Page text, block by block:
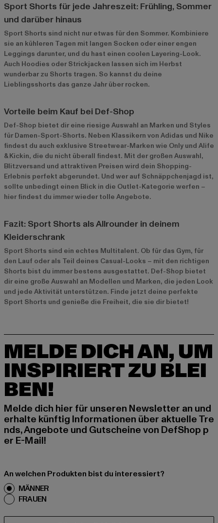
Sport Shorts für jede Jahreszeit: Frühling, Sommer
und darüber hinaus
Sport Shorts sind nicht nur etwas für den Sommer. Kombiniere
sie an kühleren Tagen mit langen Socken oder einer engen
Leggings darunter, und du hast einen coolen Layering-Look.
Auch Hoodies oder Strickjacken lassen sich im Herbst
wunderbar zu Shorts tragen. So kannst du deine
Lieblingsshorts das ganze Jahr über rocken.
Vorteile beim Kauf bei Def-Shop
Def-Shop bietet dir eine riesige Auswahl an Marken und Styles
für Damen-Sport-Shorts. Neben Klassikern von Adidas und Nike
findest du auch exklusive Streetwear-Marken wie Only und Alife
& Kickin, die du nicht überall findest. Mit der großen Auswahl,
Blitzversand und attraktiven Preisen wird dein Shopping-
Erlebnis perfekt abgerundet. Und wer auf Schnäppchenjagd ist,
sollte unbedingt einen Blick in die Outlet-Kategorie werfen –
hier findest du immer wieder tolle Angebote.
Fazit: Sport Shorts als Allrounder in deinem
Kleiderschrank
Sport Shorts sind ein echtes Multitalent. Ob für das Gym, für
den Lauf oder als Teil deines Casual-Looks – mit den richtigen
Shorts bist du immer bestens ausgestattet. Def-Shop bietet
dir eine große Auswahl an Modellen und Marken, die jeden Look
und jede Aktivität unterstützen. Finde jetzt deine perfekte
Sport Shorts und genieße die Freiheit, die sie dir bietet!
MELDE DICH AN, UM
INSPIRIERT ZU BLEI
BEN!
Melde dich hier für unseren Newsletter an und
erhalte künftig Informationen über aktuelle Tre
nds, Angebote und Gutscheine von DefShop p
er E-Mail!
An welchen Produkten bist du interessiert?
MÄNNER
FRAUEN